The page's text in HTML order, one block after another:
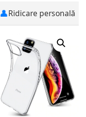
👤Ridicare personală